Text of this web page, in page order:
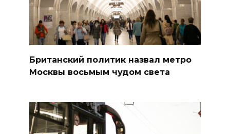
Британский политик назвал метро
Москвы восьмым чудом света